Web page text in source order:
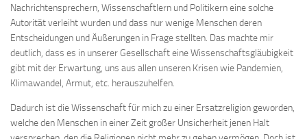
Nachrichtensprechern, Wissenschaftlern und Politikern eine solche
Autorität verleiht wurden und dass nur wenige Menschen deren
Entscheidungen und Äußerungen in Frage stellten. Das machte mir
deutlich, dass es in unserer Gesellschaft eine Wissenschaftsgläubigkeit
gibt mit der Erwartung, uns aus allen unseren Krisen wie Pandemien,
Klimawandel, Armut, etc. herauszuhelfen.
Dadurch ist die Wissenschaft für mich zu einer Ersatzreligion geworden,
welche den Menschen in einer Zeit großer Unsicherheit jenen Halt